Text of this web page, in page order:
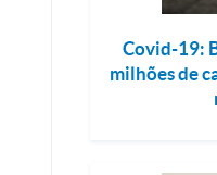
Covid-19:
milhões de